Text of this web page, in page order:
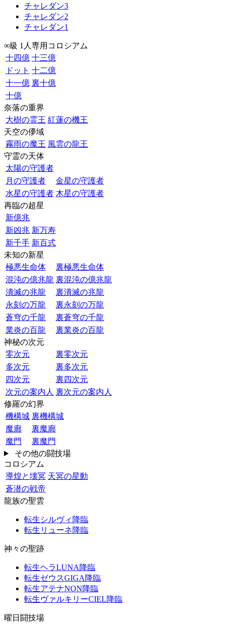
チャレダン3
チャレダン2
チャレダン1
∞級 1人専用コロシアム
十四億 十三億
ドット 十二億
十一億 裏十億
十億
奈落の重界
大樹の霊王 紅蓮の機王
天空の儚域
霧雨の魔王 風雲の龍王
守霊の天体
太陽の守護者
月の守護者
金星の守護者
水星の守護者 木星の守護者
再臨の超星
新億兆
新凶兆 新万寿
新千手 新百式
未知の新星
極悪生命体
裏極悪生命体
混沌の億兆龍 裏混沌の億兆龍
潰滅の兆龍
裏潰滅の兆龍
永刻の万龍
裏永刻の万龍
蒼穹の千龍
裏蒼穹の千龍
業炎の百龍
裏業炎の百龍
神秘の次元
零次元
裏零次元
多次元
裏多次元
四次元
裏四次元
次元の案内人 裏次元の案内人
修羅の幻界
機構城 裏機構城
魔廊
裏魔廊
魔門
裏魔門
その他の闘技場
コロシアム
導煌と壊冥 天冥の星動
蒼潜の戦帝
龍族の聖雲
転生シルヴィ降臨
転生リューネ降臨
神々の聖跡
転生ヘラLUNA降臨
転生ゼウスGIGA降臨
転生アテナNON降臨
転生ヴァルキリーCIEL降臨
曜日闘技場